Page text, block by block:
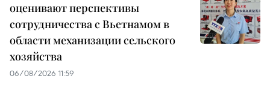
оценивают перспективы
сотрудничества с Вьетнамом в
области механизации сельского
хозяйства
06/08/2026 11:59